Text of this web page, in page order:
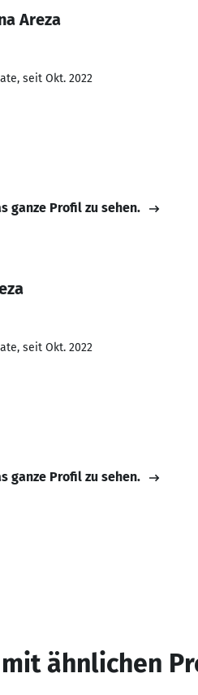
Areza
seit Okt. 2022
ganze Profil zu sehen.
seit Okt. 2022
ganze Profil zu sehen.
ähnlichen